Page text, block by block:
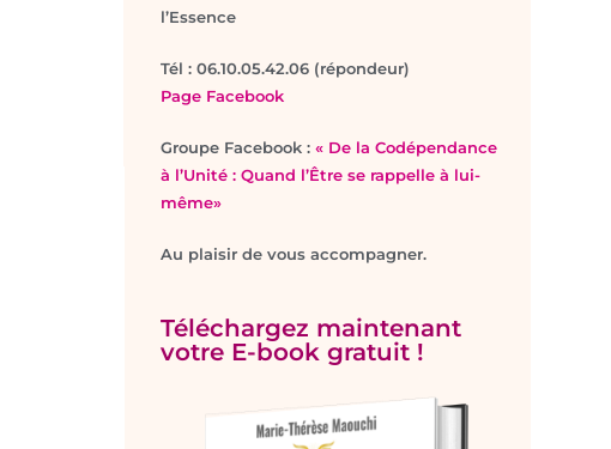
l’Essence
Tél : 06.10.05.42.06 (répondeur)
Page Facebook
Groupe Facebook :« De la Codépendance
à l’Unité : Quand l’Être se rappelle à lui-
même»
Au plaisir de vous accompagner.
Téléchargez maintenant
votre E-book gratuit !